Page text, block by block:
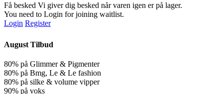
Få besked Vi giver dig besked når varen igen er på lager.
You need to Login for joining waitlist.
Login Register
August Tilbud
80% på Glimmer & Pigmenter
80% på Bmg, Le & Le fashion
80% på silke & volume vipper
90% på voks